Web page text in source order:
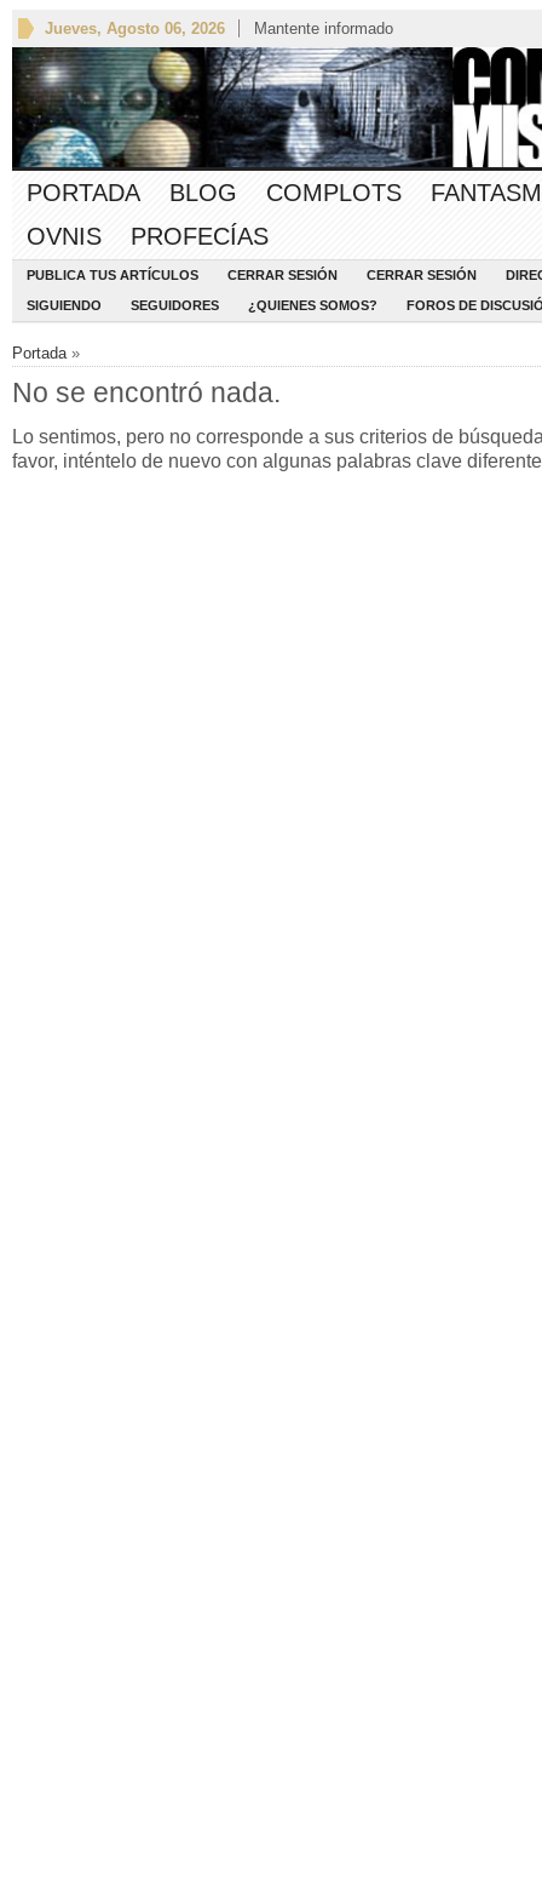
Jueves, Agosto 06, 2026 Mantente informado
PORTADA BLOG COMPLOTS
OVNIS
PROFECÍAS
PUBLICA TUS ARTÍCULOS CERRAR SESIÓN CERRAR SESIÓN
SIGUIENDO SEGUIDORES ¿QUIENES SOMOS? FOROS DE
Portada »
No se encontró nada.
Lo sentimos, pero no corresponde a sus criterios de
favor, inténtelo de nuevo con algunas palabras clave